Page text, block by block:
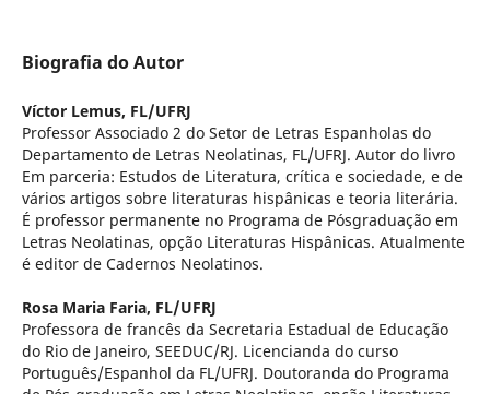
Biografia do Autor
Víctor Lemus, FL/UFRJ
Professor Associado 2 do Setor de Letras Espanholas do
Departamento de Letras Neolatinas, FL/UFRJ. Autor do livro
Em parceria: Estudos de Literatura, crítica e sociedade, e de
vários artigos sobre literaturas hispânicas e teoria literária.
É professor permanente no Programa de Pósgraduação em
Letras Neolatinas, opção Literaturas Hispânicas. Atualmente
é editor de Cadernos Neolatinos.
Rosa Maria Faria, FL/UFRJ
Professora de francês da Secretaria Estadual de Educação
do Rio de Janeiro, SEEDUC/RJ. Licencianda do curso
Português/Espanhol da FL/UFRJ. Doutoranda do Programa